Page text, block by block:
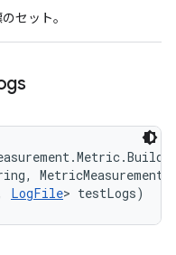
セット。
LogFile> testLogs)